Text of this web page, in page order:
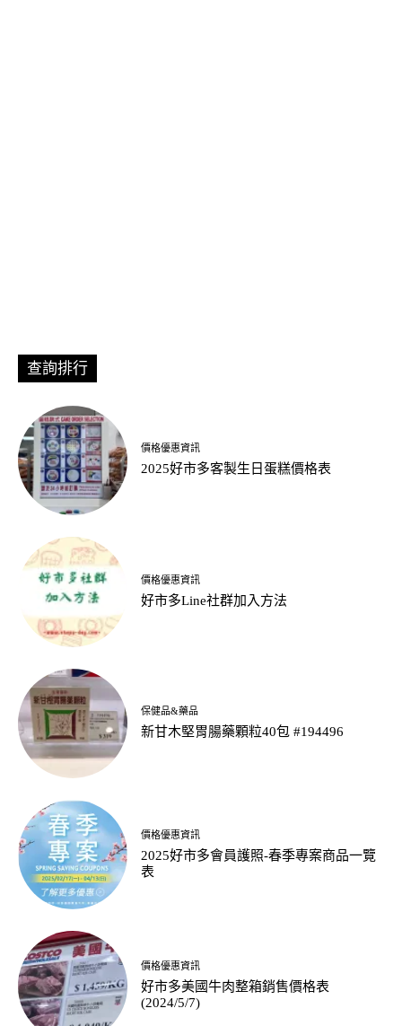
查詢排行
價格優惠資訊
2025好市多客製生日蛋糕價格表
價格優惠資訊
好市多Line社群加入方法
保健品&藥品
新甘木堅胃腸藥顆粒40包 #194496
價格優惠資訊
2025好市多會員護照-春季專案商品一覽
表
價格優惠資訊
好市多美國牛肉整箱銷售價格表
(2024/5/7)